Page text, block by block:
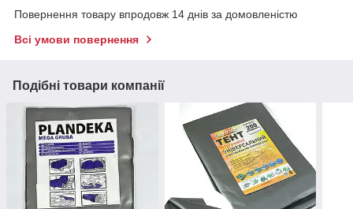
Повернення товару впродовж 14 днів за домовленістю
Всі умови повернення
Подібні товари компанії